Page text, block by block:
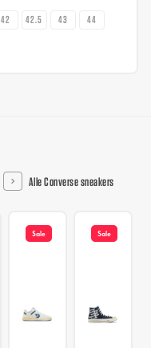
42 42.5 43
44
Alle Converse sneakers
Sale Sale